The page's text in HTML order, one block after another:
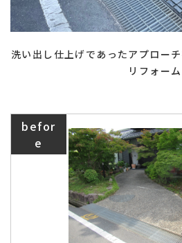
受賞歴
施工実績
お客様の声
お知らせ・ブログ
よくあるご質問
洗い出し仕上げであったアプロー
リフォーム
befor
e